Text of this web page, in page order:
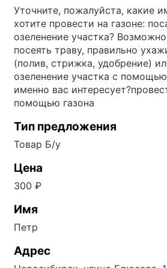
Уточните, пожалуйста, какие
хотите провести на газоне:
озеленение участка?
посеять траву, правильно
(полив, стрижка, удобрение)
озеленение участка с
именно вас
помощью газона
Тип предложения
Товар Б/у
Цена
300 ₽
Имя
Петр
Адрес